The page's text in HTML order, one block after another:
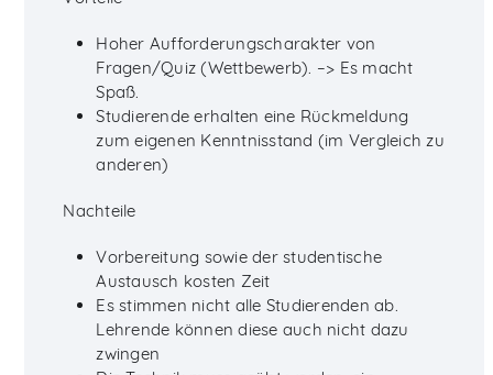
Hoher Aufforderungscharakter von
Fragen/Quiz (Wettbewerb). –> Es macht
Spaß.
Studierende erhalten eine Rückmeldung
zum eigenen Kenntnisstand (im Vergleich zu
anderen)
Nachteile
Vorbereitung sowie der studentische
Austausch kosten Zeit
Es stimmen nicht alle Studierenden ab.
Lehrende können diese auch nicht dazu
zwingen